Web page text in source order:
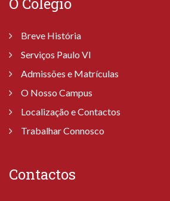
Breve História
Serviços Paulo VI
Admissões e Matrículas
O Nosso Campus
Localização e Contactos
Trabalhar Connosco
Contactos